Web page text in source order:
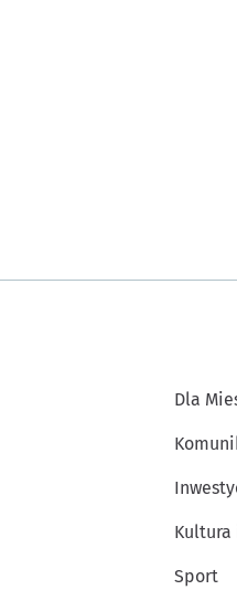
Dla
Kultura
Sport